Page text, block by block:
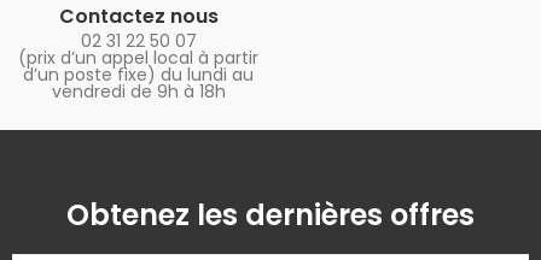
Contactez nous
02 31 22 50 07
(prix d’un appel local à partir
d’un poste fixe) du lundi au
vendredi de 9h à 18h
Obtenez les dernières offres